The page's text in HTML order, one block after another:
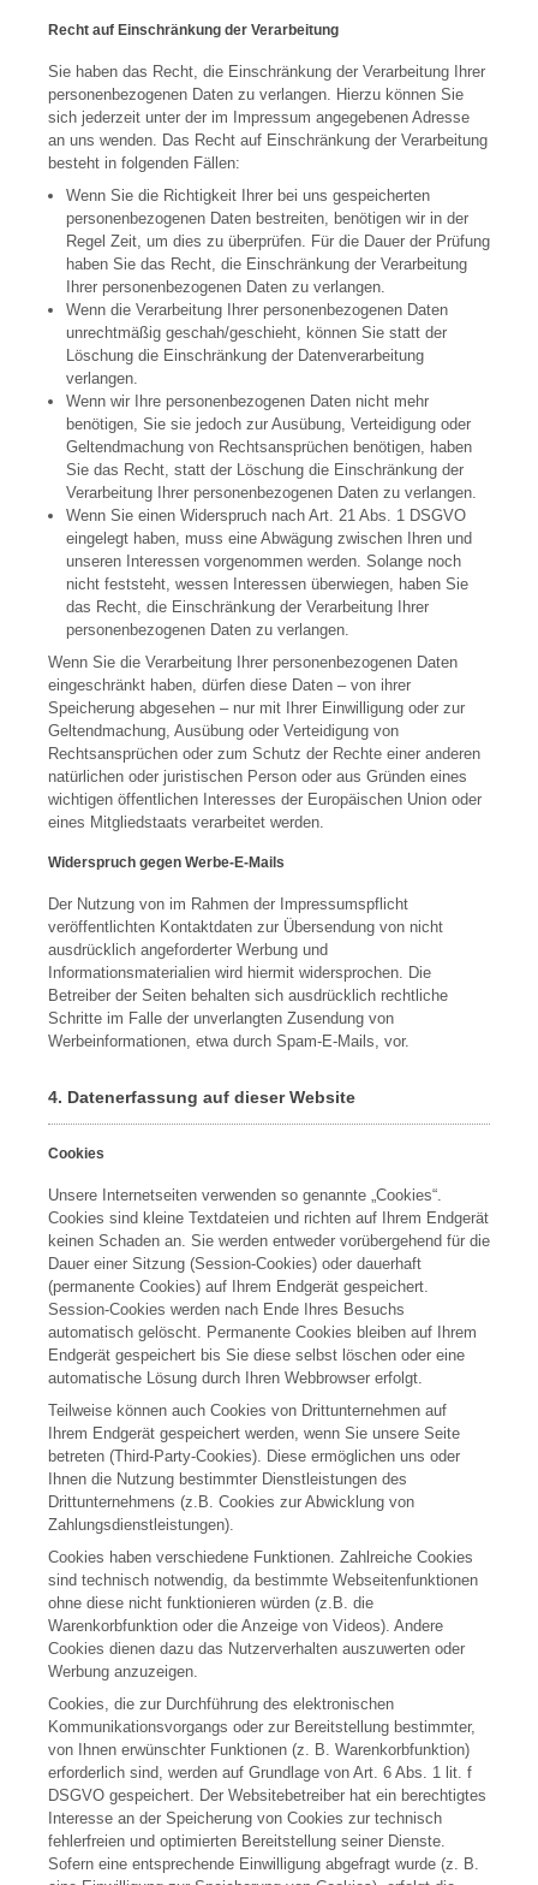
Recht auf Einschränkung der Verarbeitung
Sie haben das Recht, die Einschränkung der Verarbeitung Ihrer
personenbezogenen Daten zu verlangen. Hierzu können Sie
sich jederzeit unter der im Impressum angegebenen Adresse
an uns wenden. Das Recht auf Einschränkung der Verarbeitung
besteht in folgenden Fällen:
Wenn Sie die Richtigkeit Ihrer bei uns gespeicherten
personenbezogenen Daten bestreiten, benötigen wir in der
Regel Zeit, um dies zu überprüfen. Für die Dauer der Prüfung
haben Sie das Recht, die Einschränkung der Verarbeitung
Ihrer personenbezogenen Daten zu verlangen.
Wenn die Verarbeitung Ihrer personenbezogenen Daten
unrechtmäßig geschah/geschieht, können Sie statt der
Löschung die Einschränkung der Datenverarbeitung
verlangen.
Wenn wir Ihre personenbezogenen Daten nicht mehr
benötigen, Sie sie jedoch zur Ausübung, Verteidigung oder
Geltendmachung von Rechtsansprüchen benötigen, haben
Sie das Recht, statt der Löschung die Einschränkung der
Verarbeitung Ihrer personenbezogenen Daten zu verlangen.
Wenn Sie einen Widerspruch nach Art. 21 Abs. 1 DSGVO
eingelegt haben, muss eine Abwägung zwischen Ihren und
unseren Interessen vorgenommen werden. Solange noch
nicht feststeht, wessen Interessen überwiegen, haben Sie
das Recht, die Einschränkung der Verarbeitung Ihrer
personenbezogenen Daten zu verlangen.
Wenn Sie die Verarbeitung Ihrer personenbezogenen Daten
eingeschränkt haben, dürfen diese Daten – von ihrer
Speicherung abgesehen – nur mit Ihrer Einwilligung oder zur
Geltendmachung, Ausübung oder Verteidigung von
Rechtsansprüchen oder zum Schutz der Rechte einer anderen
natürlichen oder juristischen Person oder aus Gründen eines
wichtigen öffentlichen Interesses der Europäischen Union oder
eines Mitgliedstaats verarbeitet werden.
Widerspruch gegen Werbe-E-Mails
Der Nutzung von im Rahmen der Impressumspflicht
veröffentlichten Kontaktdaten zur Übersendung von nicht
ausdrücklich angeforderter Werbung und
Informationsmaterialien wird hiermit widersprochen. Die
Betreiber der Seiten behalten sich ausdrücklich rechtliche
Schritte im Falle der unverlangten Zusendung von
Werbeinformationen, etwa durch Spam-E-Mails, vor.
4. Datenerfassung auf dieser Website
Cookies
Unsere Internetseiten verwenden so genannte „Cookies“.
Cookies sind kleine Textdateien und richten auf Ihrem Endgerät
keinen Schaden an. Sie werden entweder vorübergehend für die
Dauer einer Sitzung (Session-Cookies) oder dauerhaft
(permanente Cookies) auf Ihrem Endgerät gespeichert.
Session-Cookies werden nach Ende Ihres Besuchs
automatisch gelöscht. Permanente Cookies bleiben auf Ihrem
Endgerät gespeichert bis Sie diese selbst löschen oder eine
automatische Lösung durch Ihren Webbrowser erfolgt.
Teilweise können auch Cookies von Drittunternehmen auf
Ihrem Endgerät gespeichert werden, wenn Sie unsere Seite
betreten (Third-Party-Cookies). Diese ermöglichen uns oder
Ihnen die Nutzung bestimmter Dienstleistungen des
Drittunternehmens (z.B. Cookies zur Abwicklung von
Zahlungsdienstleistungen).
Cookies haben verschiedene Funktionen. Zahlreiche Cookies
sind technisch notwendig, da bestimmte Webseitenfunktionen
ohne diese nicht funktionieren würden (z.B. die
Warenkorbfunktion oder die Anzeige von Videos). Andere
Cookies dienen dazu das Nutzerverhalten auszuwerten oder
Werbung anzuzeigen.
Cookies, die zur Durchführung des elektronischen
Kommunikationsvorgangs oder zur Bereitstellung bestimmter,
von Ihnen erwünschter Funktionen (z. B. Warenkorbfunktion)
erforderlich sind, werden auf Grundlage von Art. 6 Abs. 1 lit. f
DSGVO gespeichert. Der Websitebetreiber hat ein berechtigtes
Interesse an der Speicherung von Cookies zur technisch
fehlerfreien und optimierten Bereitstellung seiner Dienste.
Sofern eine entsprechende Einwilligung abgefragt wurde (z. B.